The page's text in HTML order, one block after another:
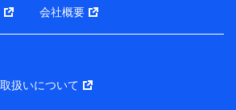
ータは、こちら の利用目的の範囲内
ドコモ・フィナンシャルグループ
おり個人データを共同利用しま
会社概要
扱いについて